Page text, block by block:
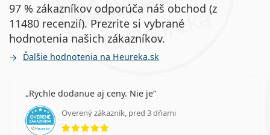
97 % zákazníkov odporúča náš obchod (z
11480 recenzií). Prezrite si vybrané
hodnotenia našich zákazníkov.
Ďalšie hodnotenia na Heureka.sk
Rychle dodanue aj ceny. Nie je
Overený zákazník, pred 3 dňami
hodnotenie 5 z 5